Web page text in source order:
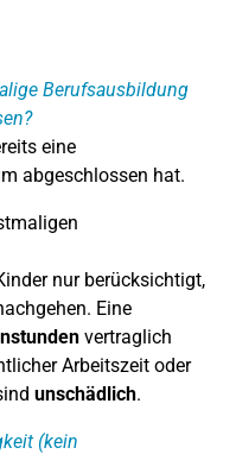
Berufsausbildung
eine
abgeschlossen hat.
nur berücksichtigt,
Eine
vertraglich
Arbeitszeit oder
unschädlich.
(kein